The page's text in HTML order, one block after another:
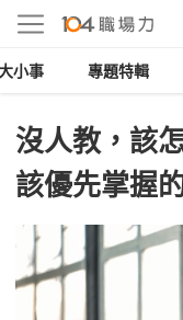
小事 專題特輯
沒人教，該
該優先掌握